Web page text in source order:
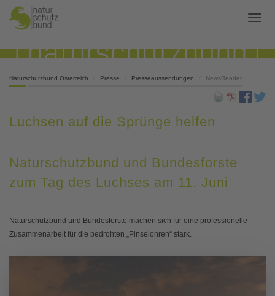
Naturschutzbund Österreich Presse Presseaussendungen NewsReader
Luchsen auf die Sprünge helfen
Naturschutzbund und Bundesforste
zum Tag des Luchses am 11. Juni
Naturschutzbund und Bundesforste machen sich für eine professionelle
Zusammenarbeit für die bedrohten „Pinselohren“ stark.